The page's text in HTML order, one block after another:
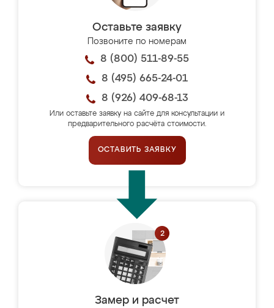
Оставьте заявку
Позвоните по номерам
8 (800) 511-89-55
8 (495) 665-24-01
8 (926) 409-68-13
Или оставьте заявку на сайте для консультации и
предварительного расчёта стоимости.
ОСТАВИТЬ ЗАЯВКУ
Замер и расчет